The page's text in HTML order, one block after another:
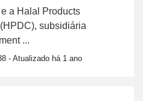
a Halal Products
subsidiária
...
- Atualizado há 1 ano